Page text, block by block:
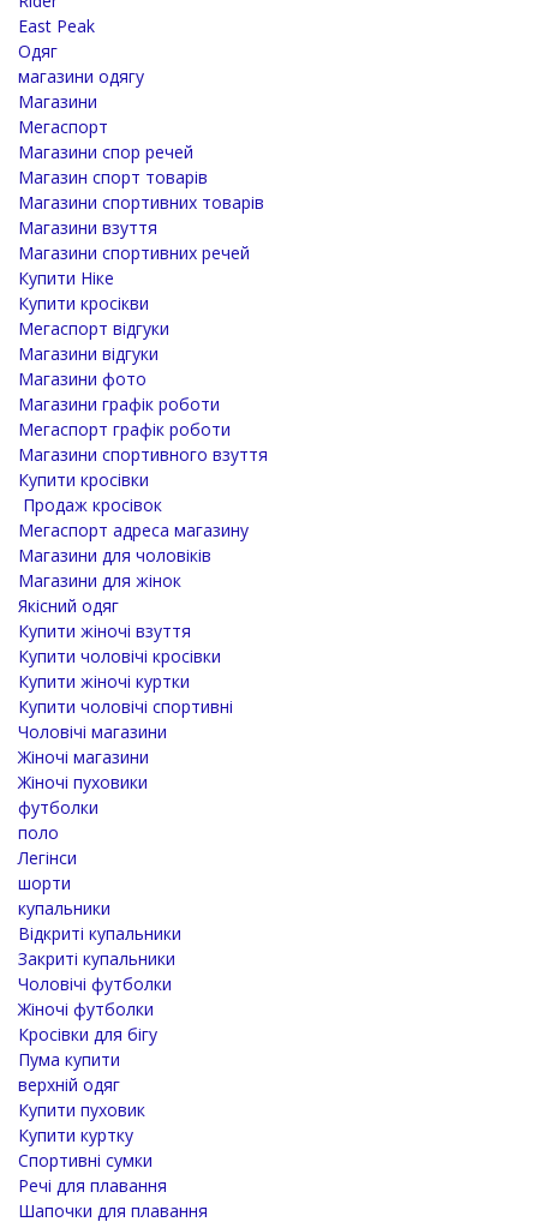
East Peak
Одяг
магазини одягу
Магазини
Мегаспорт
Магазини спор речей
Магазин спорт товарів
Магазини спортивних товарів
Магазини взуття
Магазини спортивних речей
Купити Ніке
Купити кросікви
Мегаспорт відгуки
Магазини відгуки
Магазини фото
Магазини графік роботи
Мегаспорт графік роботи
Магазини спортивного взуття
Купити кросівки
Продаж кросівок
Мегаспорт адреса магазину
Магазини для чоловіків
Магазини для жінок
Якісний одяг
Купити жіночі взуття
Купити чоловічі кросівки
Купити жіночі куртки
Купити чоловічі спортивні
Чоловічі магазини
Жіночі магазини
Жіночі пуховики
футболки
поло
Легінси
шорти
купальники
Відкриті купальники
Закриті купальники
Чоловічі футболки
Жіночі футболки
Кросівки для бігу
Пума купити
верхній одяг
Купити пуховик
Купити куртку
Спортивні сумки
Речі для плавання
Шапочки для плавання